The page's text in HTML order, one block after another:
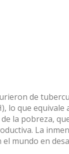
de
lo que equivale
la pobreza,
La
mundo en